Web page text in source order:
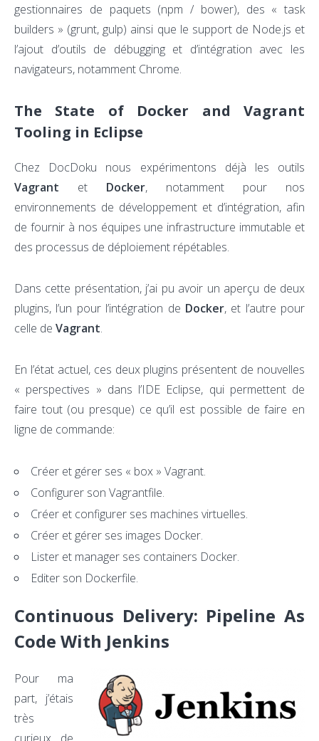
gestionnaires de paquets (npm / bower), des « task
builders » (grunt, gulp) ainsi que le support de Node.js et
l’ajout d’outils de débugging et d’intégration avec les
navigateurs, notamment Chrome.
The State of Docker and Vagrant
Tooling in Eclipse
Chez DocDoku nous expérimentons déjà les outils
Vagrant et Docker, notamment pour nos
environnements de développement et d’intégration, afin
de fournir à nos équipes une infrastructure immutable et
des processus de déploiement répétables.
Dans cette présentation, j’ai pu avoir un aperçu de deux
plugins, l’un pour l’intégration de Docker, et l’autre pour
celle de Vagrant.
En l’état actuel, ces deux plugins présentent de nouvelles
« perspectives » dans l’IDE Eclipse, qui permettent de
faire tout (ou presque) ce qu’il est possible de faire en
ligne de commande:
Créer et gérer ses « box » Vagrant.
Configurer son Vagrantfile.
Créer et configurer ses machines virtuelles.
Créer et gérer ses images Docker.
Lister et manager ses containers Docker.
Editer son Dockerfile.
Continuous Delivery: Pipeline As
Code With Jenkins
Pour ma
part, j’étais
très